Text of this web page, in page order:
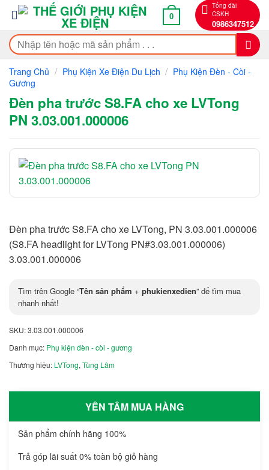
qua
nội
dung
0
Tổng đài
CSKH
0986347512
Tìm
kiếm:
Trang Chủ / Phụ Kiện Xe Điện Du Lịch / Phụ Kiện Đèn - Còi -
Gương
Đèn pha trước S8.FA cho xe LVTong
PN 3.03.001.000006
Đèn pha trước S8.FA cho xe LVTong, PN 3.03.001.000006
(S8.FA headlight for LVTong PN#3.03.001.000006)
3.03.001.000006
Tìm trên Google “Tên sản phẩm + phukienxedien” để tìm mua
nhanh nhất!
SKU:3.03.001.000006
Danh mục: Phụ kiện đèn - còi - gương
Thương hiệu: LVTong, Tùng Lâm
YÊN TÂM MUA HÀNG
Sản phẩm chính hãng 100%
Trả góp lãi suất 0% toàn bộ giỏ hàng